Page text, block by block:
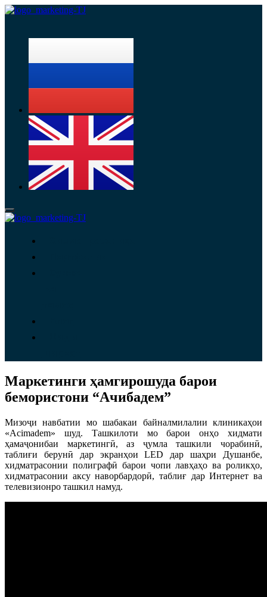
Маркетинги ҳамгирошуда барои
бемористони “Ачибадем”
Мизоҷи навбатии мо шабакаи байналмилалии клиникаҳои
«Acimadem» шуд. Ташкилоти мо барои онҳо хидмати
ҳамаҷонибаи маркетингӣ, аз ҷумла ташкили чорабинӣ,
таблиғи берунӣ дар экранҳои LED дар шаҳри Душанбе,
хидматрасонии полиграфӣ барои чопи лавҳаҳо ва роликҳо,
хидматрасонии аксу наворбардорӣ, таблиғ дар Интернет ва
телевизионро ташкил намуд.